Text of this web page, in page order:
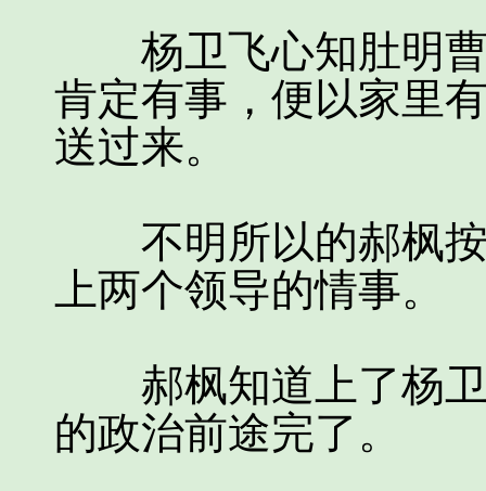
杨卫飞心知肚明曹
肯定有事，便以家里
送过来。
不明所以的郝枫按
上两个领导的情事。
郝枫知道上了杨卫
的政治前途完了。